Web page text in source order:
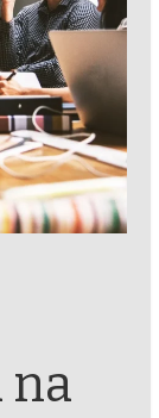
na